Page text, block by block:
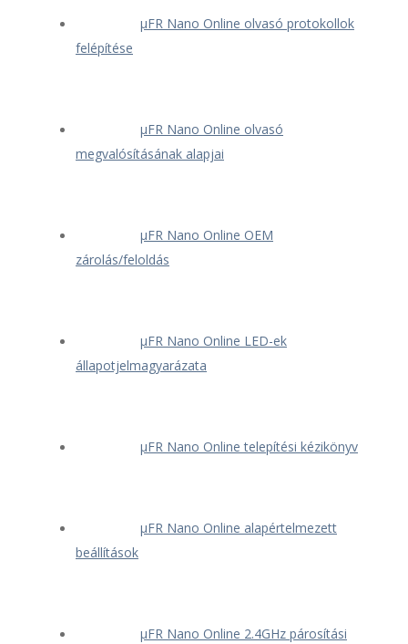
μFR Nano Online olvasó protokollok
felépítése
μFR Nano Online olvasó
megvalósításának alapjai
μFR Nano Online OEM
zárolás/feloldás
μFR Nano Online LED-ek
állapotjelmagyarázata
μFR Nano Online telepítési kézikönyv
μFR Nano Online alapértelmezett
beállítások
μFR Nano Online 2.4GHz párosítási